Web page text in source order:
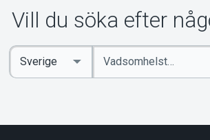
Om
Vill du söka efter
Ange
sökord
Select
Country